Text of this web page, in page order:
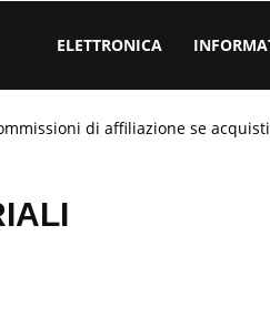
ELETTRONICA
di affiliazione se